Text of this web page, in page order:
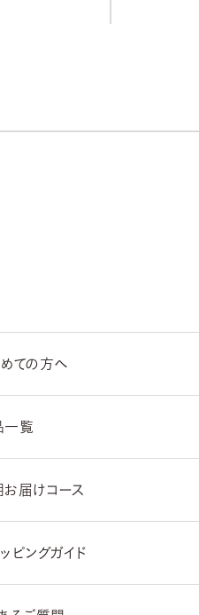
ての方へ
一覧
お届けコース
ピングガイド